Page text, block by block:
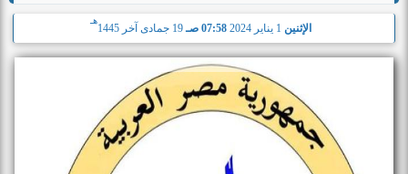
الإثنين 07:58 صـ 19 جمادى آخر 1445
هـ